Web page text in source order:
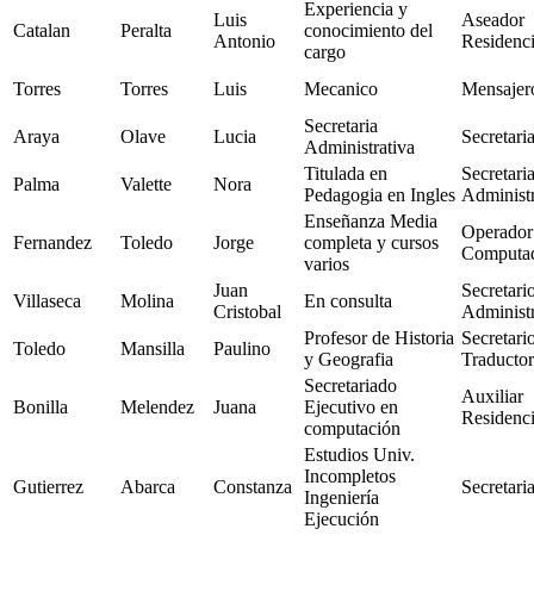
Catalan Peralta
Luis
Antonio
Experiencia y
conocimiento del
cargo
Aseador
Torres Torres Luis Mecanico
Araya Olave Lucia
Secretaria
Administrativa
Secretaria
Palma Valette Nora
Titulada en
Pedagogia en Ingles
Secretaria
Fernandez Toledo Jorge
Enseñanza Media
completa y cursos
varios
Villaseca Molina
Juan
Cristobal
En consulta
Toledo
Mansilla Paulino
Profesor de Historia
y Geografia
Traductor
Bonilla Melendez Juana
Secretariado
Ejecutivo en
computación
Auxiliar
Gutierrez Abarca Constanza
Estudios Univ.
Incompletos
Ingeniería
Ejecución
Secretaria